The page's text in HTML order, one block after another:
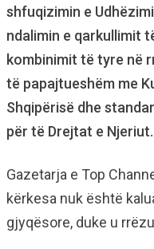
shfuqizimin e
ndalimin e qarkullimit
kombinimit të tyre në
të papajtueshëm me
Shqipërisë dhe
për të Drejtat e Njeriut.
Gazetarja e Top
kërkesa nuk është
gjyqësore, duke u